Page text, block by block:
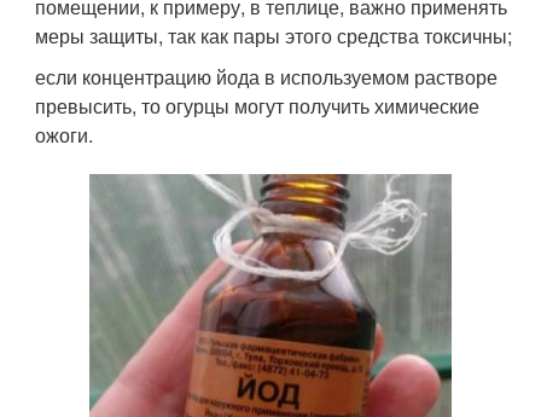
помещении, к примеру, в теплице, важно применять
меры защиты, так как пары этого средства токсичны;
если концентрацию йода в используемом растворе
превысить, то огурцы могут получить химические
ожоги.